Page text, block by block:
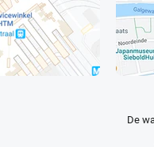
De